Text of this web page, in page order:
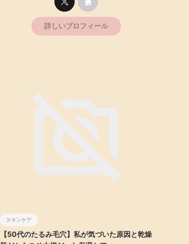
詳しいプロフィール
スキンケア
【50代のたるみ毛穴】私が気づいた原因と乾燥